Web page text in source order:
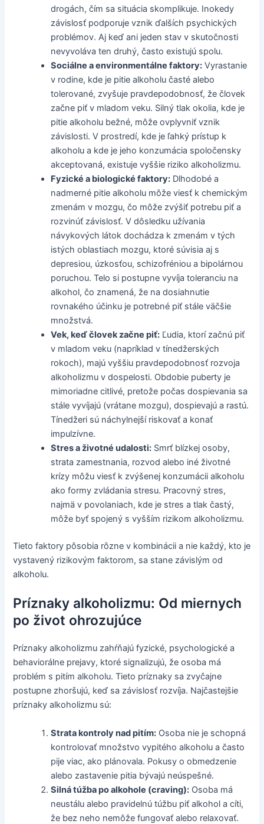
drogách, čím sa situácia skomplikuje. Inokedy
závislosť podporuje vznik ďalších psychických
problémov. Aj keď ani jeden stav v skutočnosti
nevyvoláva ten druhý, často existujú spolu.
Sociálne a environmentálne faktory: Vyrastanie
v rodine, kde je pitie alkoholu časté alebo
tolerované, zvyšuje pravdepodobnosť, že človek
začne piť v mladom veku. Silný tlak okolia, kde je
pitie alkoholu bežné, môže ovplyvniť vznik
závislosti. V prostredí, kde je ľahký prístup k
alkoholu a kde je jeho konzumácia spoločensky
akceptovaná, existuje vyššie riziko alkoholizmu.
Fyzické a biologické faktory: Dlhodobé a
nadmerné pitie alkoholu môže viesť k chemickým
zmenám v mozgu, čo môže zvýšiť potrebu piť a
rozvinúť závislosť. V dôsledku užívania
návykových látok dochádza k zmenám v tých
istých oblastiach mozgu, ktoré súvisia aj s
depresiou, úzkosťou, schizofréniou a bipolárnou
poruchou. Telo si postupne vyvíja toleranciu na
alkohol, čo znamená, že na dosiahnutie
rovnakého účinku je potrebné piť stále väčšie
množstvá.
Vek, keď človek začne piť: Ľudia, ktorí začnú piť
v mladom veku (napríklad v tínedžerských
rokoch), majú vyššiu pravdepodobnosť rozvoja
alkoholizmu v dospelosti. Obdobie puberty je
mimoriadne citlivé, pretože počas dospievania sa
stále vyvíjajú (vrátane mozgu), dospievajú a rastú.
Tínedžeri sú náchylnejší riskovať a konať
impulzívne.
Stres a životné udalosti: Smrť blízkej osoby,
strata zamestnania, rozvod alebo iné životné
krízy môžu viesť k zvýšenej konzumácii alkoholu
ako formy zvládania stresu. Pracovný stres,
najmä v povolaniach, kde je stres a tlak častý,
môže byť spojený s vyšším rizikom alkoholizmu.
Tieto faktory pôsobia rôzne v kombinácii a nie každý, kto je
vystavený rizikovým faktorom, sa stane závislým od
alkoholu.
Príznaky alkoholizmu: Od miernych
po život ohrozujúce
Príznaky alkoholizmu zahŕňajú fyzické, psychologické a
behaviorálne prejavy, ktoré signalizujú, že osoba má
problém s pitím alkoholu. Tieto príznaky sa zvyčajne
postupne zhoršujú, keď sa závislosť rozvíja. Najčastejšie
príznaky alkoholizmu sú:
Strata kontroly nad pitím: Osoba nie je schopná
kontrolovať množstvo vypitého alkoholu a často
pije viac, ako plánovala. Pokusy o obmedzenie
alebo zastavenie pitia bývajú neúspešné.
Silná túžba po alkohole (craving): Osoba má
neustálu alebo pravidelnú túžbu piť alkohol a cíti,
že bez neho nemôže fungovať alebo relaxovať.